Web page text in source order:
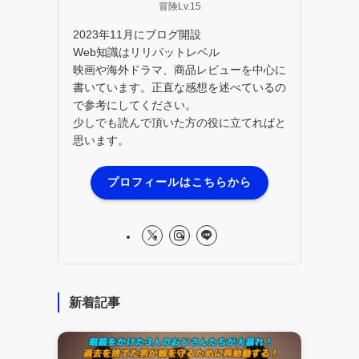
冒険Lv.15
2023年11月にブログ開設
Web知識はリリパットレベル
映画や海外ドラマ、商品レビューを中心に
書いています。正直な感想を述べているの
で参考にしてください。
少しでも読んで頂いた方の役に立てればと
思います。
プロフィールはこちらから
新着記事